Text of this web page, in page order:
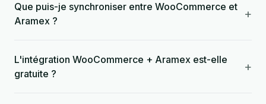
Que puis-je synchroniser entre WooCommerce et
Aramex ?
+
L'intégration WooCommerce + Aramex est-elle
gratuite ?
+